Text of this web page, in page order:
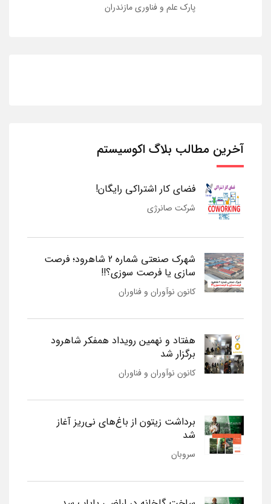
پارک علم و فناوری مازندران
آخرین مطالب بلاگ اکوسیستم
فضای کار اشتراکی رایگان!
شرکت صانرژی
شهرک صنعتی شماره 2 شاهرود؛ فرصت
سازی یا فرصت سوزی؟!!
کانون نوآوران و فناوران
هفتاد و نهمین رویداد همفکر شاهرود
برگزار شد
کانون نوآوران و فناوران
برداشت زیتون از باغ‌های نی‌ریز آغاز
شد
سروبان